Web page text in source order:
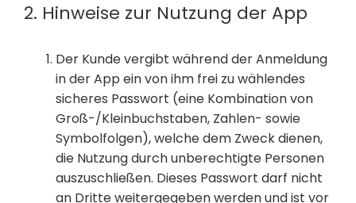
2. Hinweise zur Nutzung der App
Der Kunde vergibt während der Anmeldung
in der App ein von ihm frei zu wählendes
sicheres Passwort (eine Kombination von
Groß-/Kleinbuchstaben, Zahlen- sowie
Symbolfolgen), welche dem Zweck dienen,
die Nutzung durch unberechtigte Personen
auszuschließen. Dieses Passwort darf nicht
an Dritte weitergegeben werden und ist vor